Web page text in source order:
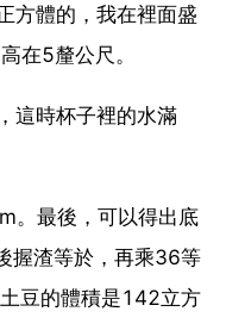
方體的，我在裡面盛
在5釐公尺。
這時杯子裡的水滿
。最後，可以得出底
握渣等於，再乘36等
豆的體積是142立方